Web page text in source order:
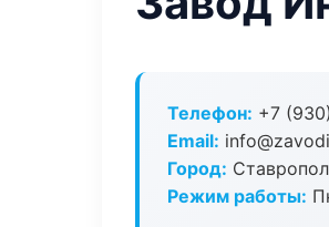
Телефон: +7
Email:
Город:
Режим работы: